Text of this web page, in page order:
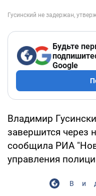
Будьте
Google
Владимир
завершится через
сообщила РИА
управления